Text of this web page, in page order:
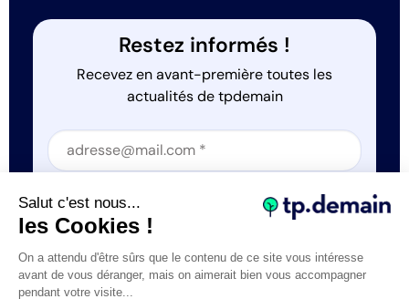
Restez informés !
Recevez en avant-première toutes les
actualités de tpdemain
Section
Section
J'accepte que tp.demain utilise mes informations
Salut c'est nous...
les Cookies !
On a attendu d'être sûrs que le contenu de ce site vous intéresse
avant de vous déranger, mais on aimerait bien vous accompagner
pendant votre visite...